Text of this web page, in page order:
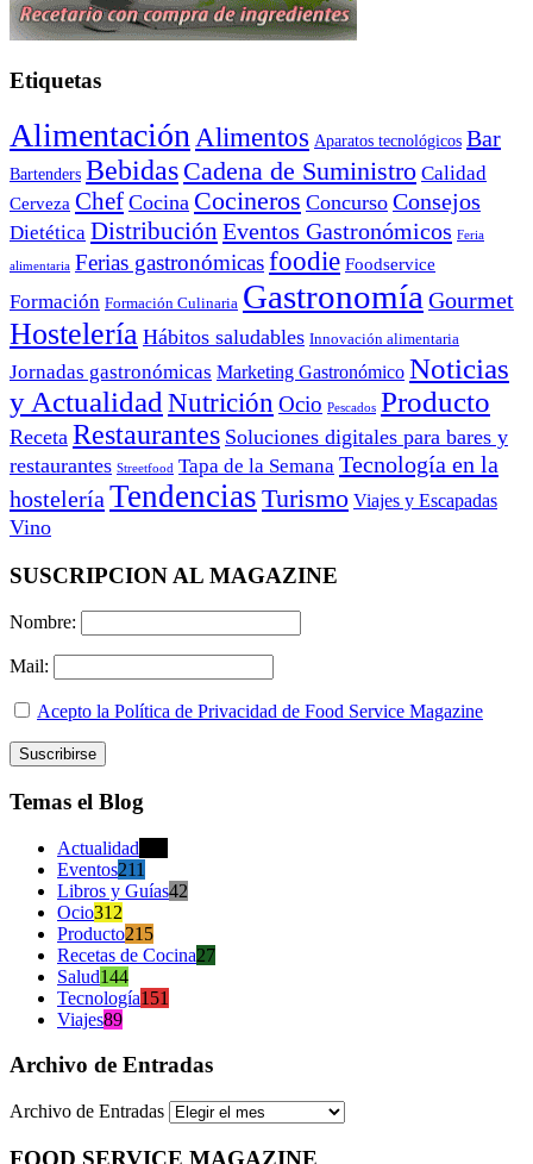
Etiquetas
Alimentación Alimentos Aparatos tecnológicos Bar
Bartenders Bebidas Cadena de Suministro Calidad
Cerveza Chef Cocina Cocineros Concurso Consejos
Dietética Distribución Eventos Gastronómicos Feria
alimentaria Ferias gastronómicasfoodie Foodservice
Formación Formación Culinaria Gastronomía Gourmet
Hostelería Hábitos saludables Innovación alimentaria
Jornadas gastronómicas Marketing Gastronómico Noticias
y Actualidad Nutrición Ocio Pescados Producto
Receta Restaurantes Soluciones digitales para bares y
restaurantes Streetfood Tapa de la Semana Tecnología en la
hostelería Tendencias Turismo Viajes y Escapadas
Vino
SUSCRIPCION AL MAGAZINE
Nombre:
Mail:
Acepto la Política de Privacidad de Food Service Magazine
Temas el Blog
Actualidad
Eventos211
Libros y Guías42
Ocio312
Producto215
Recetas de Cocina27
Salud144
Tecnología151
Viajes89
Archivo de Entradas
Archivo de Entradas
FOOD SERVICE MAGAZINE